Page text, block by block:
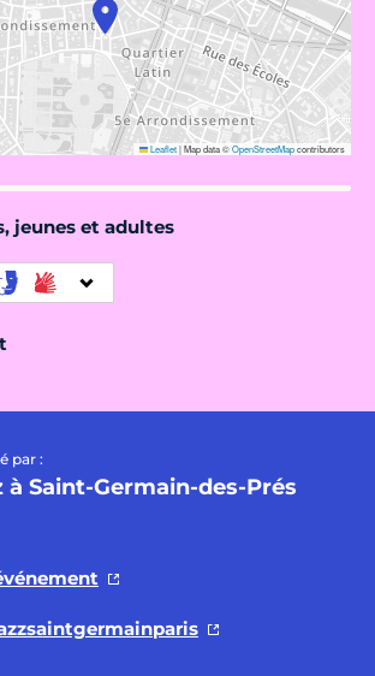
Leaflet|Map data ©OpenStreetMapcontributors
jeunes et adultes
par :
à Saint-Germain-des-Prés